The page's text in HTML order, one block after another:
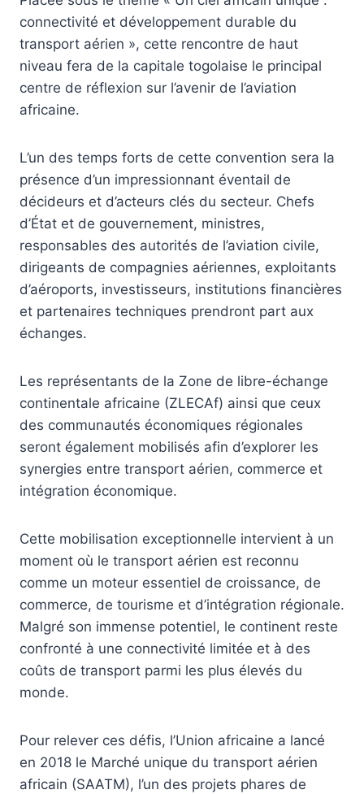
connectivité et développement durable du
transport aérien », cette rencontre de haut
niveau fera de la capitale togolaise le principal
centre de réflexion sur l’avenir de l’aviation
africaine.
L’un des temps forts de cette convention sera la
présence d’un impressionnant éventail de
décideurs et d’acteurs clés du secteur. Chefs
d’État et de gouvernement, ministres,
responsables des autorités de l’aviation civile,
dirigeants de compagnies aériennes, exploitants
d’aéroports, investisseurs, institutions financières
et partenaires techniques prendront part aux
échanges.
Les représentants de la Zone de libre-échange
continentale africaine (ZLECAf) ainsi que ceux
des communautés économiques régionales
seront également mobilisés afin d’explorer les
synergies entre transport aérien, commerce et
intégration économique.
Cette mobilisation exceptionnelle intervient à un
moment où le transport aérien est reconnu
comme un moteur essentiel de croissance, de
commerce, de tourisme et d’intégration régionale.
Malgré son immense potentiel, le continent reste
confronté à une connectivité limitée et à des
coûts de transport parmi les plus élevés du
monde.
Pour relever ces défis, l’Union africaine a lancé
en 2018 le Marché unique du transport aérien
africain (SAATM), l’un des projets phares de